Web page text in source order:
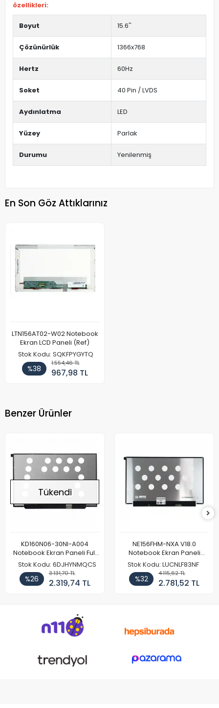
özellikleri:
Boyut 15.6''
Çözünürlük 1366x768
Hertz 60Hz
Soket 40 Pin / LVDS
Aydınlatma LED
Yüzey Parlak
Durumu Yenilenmiş
En Son Göz Attıklarınız
LTN156AT02-W02 Notebook
Ekran LCD Paneli (Ref)
Stok Kodu: SQKFPYGYTQ
%38
1.554,46 TL
967,98 TL
Benzer Ürünler
Tükendi
KD160N06-30NI-A004
Notebook Ekran Paneli Full
HD
Stok Kodu: 6DJHYNMQCS
%26
3.131,70 TL
2.319,74 TL
NE156FHM-NXA V18.0
Notebook Ekran Paneli
144Hz
Stok Kodu: LUCNLF83NF
%32
4.115,62 TL
2.781,52 TL